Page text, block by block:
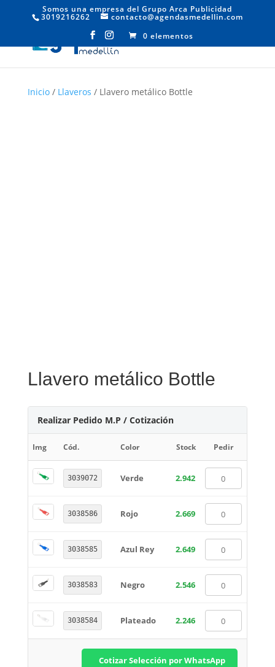
Somos una empresa del Grupo Arca Publicidad
3019216262
contacto@agendasmedellin.com
0 elementos
Inicio/ Llaveros / Llavero metálico Bottle
Llavero metálico Bottle
Realizar Pedido M.P / Cotización
Img Cód. Color Stock Pedir
3039072 Verde 2.942
3038586 Rojo 2.669
3038585 Azul Rey 2.649
3038583 Negro 2.546
3038584 Plateado 2.246
Cotizar Selección por WhatsApp